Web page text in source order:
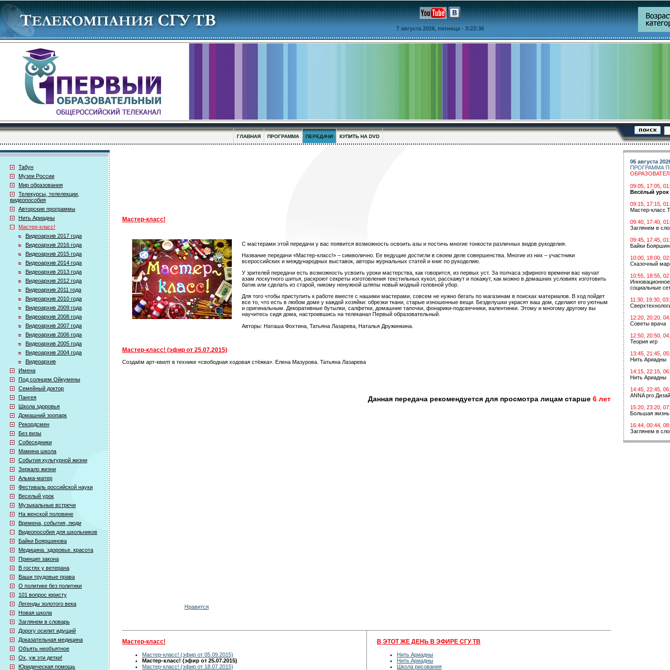
7 августа 2026, пятница - 3:22:36
ГЛАВНАЯ ПРОГРАММА ПЕРЕДАЧИ КУПИТЬ НА DVD
Табун
Музеи России
Мир образования
Телекурсы, телелекции,
видеопособия
Авторские программы
Нить Ариадны
Мастер-класс!
Видеоархив 2017 года
Видеоархив 2016 года
Видеоархив 2015 года
Видеоархив 2014 года
Видеоархив 2013 года
Видеоархив 2012 года
Видеоархив 2011 года
Видеоархив 2010 года
Видеоархив 2009 года
Видеоархив 2008 года
Видеоархив 2007 года
Видеоархив 2006 года
Видеоархив 2005 года
Видеоархив 2004 года
Видеоархив
Имена
Под солнцем Ойкумены
Семейный доктор
Пангея
Школа здоровья
Домашний зоопарк
Рекордсмен
Без визы
Собеседники
Мамина школа
События культурной жизни
Зеркало жизни
Альма-матер
Фестиваль российской науки
Веселый урок
Музыкальные встречи
На женской половине
Времена, события, люди
Видеопособия для школьников
Байки Бояршинова
Медицина. здоровье. красота
Принцип закона
В гостях у ветерана
Ваши трудовые права
О политике без политики
101 вопрос юристу
Легенды золотого века
Новая школа
Заглянем в словарь
Дорогу осилит идущий
Доказательная медицина
Объять необъятное
Ох, уж эти детки!
Юридическая помощь
Мастер-класс!
С мастерами этой передачи у вас появится возможность освоить азы и постичь многие тонкости различных видов рукоделия.
Название передачи «Мастер-класс!» – символично. Ее ведущие достигли в своем деле совершенства. Многие из них – участники
всероссийских и международных выставок, авторы журнальных статей и книг по рукоделию.
У зрителей передачи есть возможность усвоить уроки мастерства, как говорится, из первых уст. За полчаса эфирного времени вас научат
азам лоскутного шитья, раскроют секреты изготовления текстильных кукол, расскажут и покажут, как можно в домашних условиях изготовить
батик или сделать из старой, никому ненужной шляпы новый модный головной убор.
Для того чтобы приступить к работе вместе с нашими мастерами, совсем не нужно бегать по магазинам в поисках материалов. В ход пойдет
все то, что есть в любом доме у каждой хозяйки: обрезки ткани, старые изношенные вещи. Безделушки украсят ваш дом, сделают его уютным
и оригинальным. Декоративные бутылки, салфетки, домашние тапочки, фонарики-подсвечники, валентинки. Этому и многому другому вы
научитесь сидя дома, настроившись на телеканал Первый образовательный.
Авторы: Наташа Фохтина, Татьяна Лазарева, Наталья Дружинкина.
Мастер-класс! (эфир от 25.07.2015)
Создаём арт-квилт в технике «свободная ходовая стёжка». Елена Мазурова. Татьяна Лазарева
Данная передача рекомендуется для просмотра лицам старше 6 лет
Нравится
Мастер-класс!
Мастер-класс! (эфир от 05.09.2015)
Мастер-класс! (эфир от 25.07.2015)
Мастер-класс! (эфир от 18.07.2015)
В ЭТОТ ЖЕ ДЕНЬ В ЭФИРЕ СГУ ТВ
Нить Ариадны
Нить Ариадны
Школа рисования
06 августа
ПРОГРАММА
09:05, 17:05,
Весёлый урок
09:15, 17:15,
Мастер-класс
09:40, 17:40,
Заглянем в
09:45, 17:45,
Байки
10:00, 18:00,
Сказочный
10:55, 18:55,
социальные
11:30, 19:30,
12:20, 20:20,
Советы врача
12:50, 20:50,
Теория игр
13:45, 21:45,
Нить Ариадны
14:15, 22:15,
Нить Ариадны
14:45, 22:45,
ANNA pro
15:20, 23:20,
Большая жизнь
16:44, 00:44,
Заглянем в